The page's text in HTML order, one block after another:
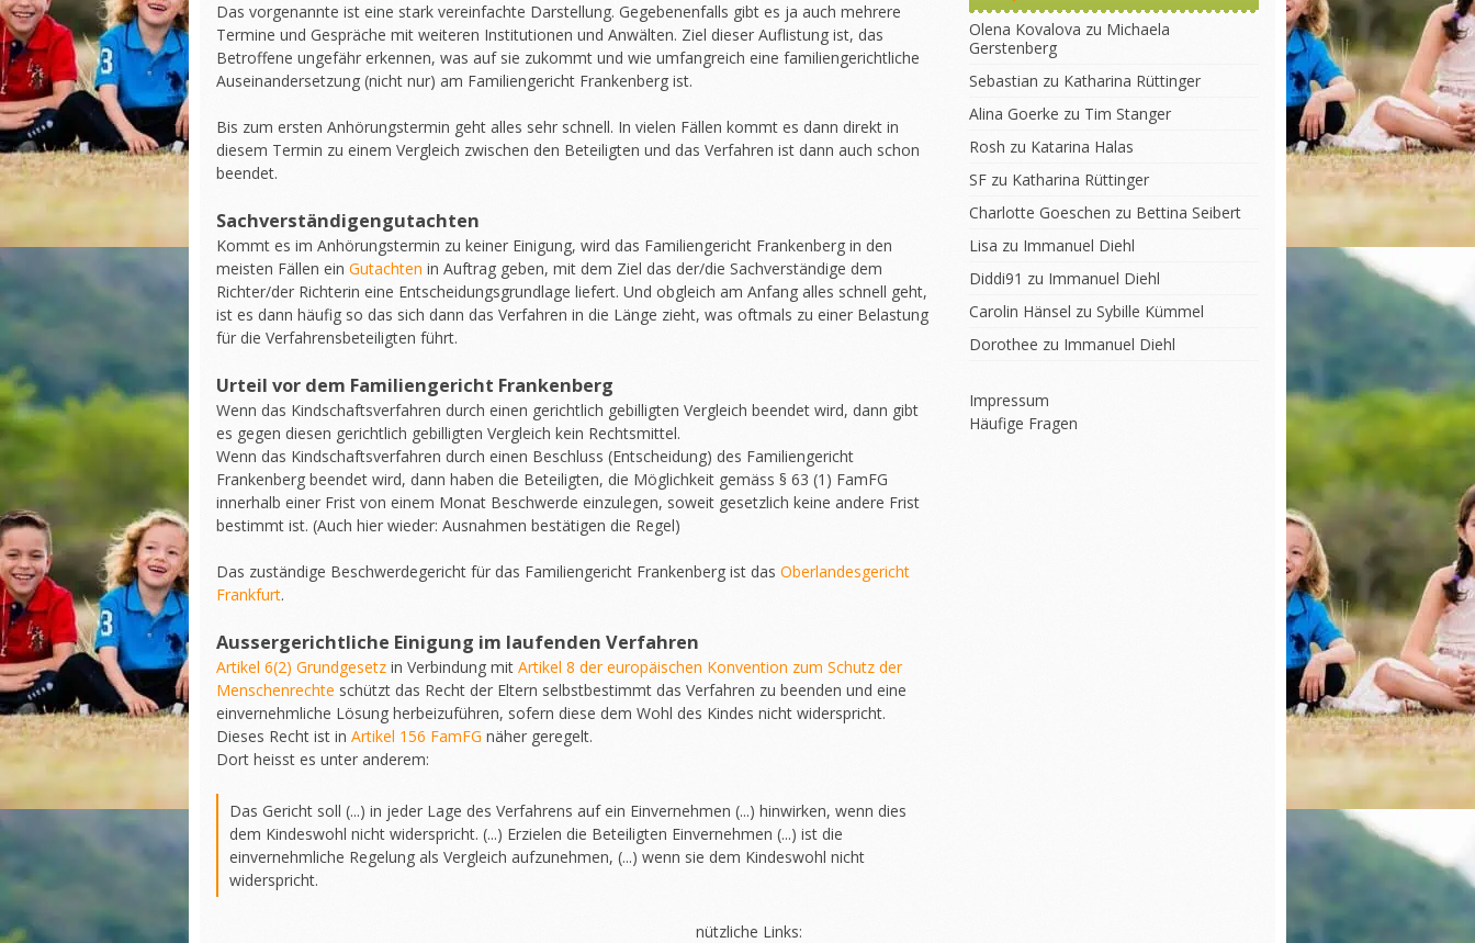
Das vorgenannte ist eine stark vereinfachte Darstellung. Gegebenenfalls gibt es ja auch mehrere
Termine und Gespräche mit weiteren Institutionen und Anwälten. Ziel dieser Auflistung ist, das
Betroffene ungefähr erkennen, was auf sie zukommt und wie umfangreich eine familiengerichtliche
Auseinandersetzung (nicht nur) am Familiengericht Frankenberg ist.
Bis zum ersten Anhörungstermin geht alles sehr schnell. In vielen Fällen kommt es dann direkt in
diesem Termin zu einem Vergleich zwischen den Beteiligten und das Verfahren ist dann auch schon
beendet.
Sachverständigengutachten
Kommt es im Anhörungstermin zu keiner Einigung, wird das Familiengericht Frankenberg in den
meisten Fällen ein Gutachten in Auftrag geben, mit dem Ziel das der/die Sachverständige dem
Richter/der Richterin eine Entscheidungsgrundlage liefert. Und obgleich am Anfang alles schnell geht,
ist es dann häufig so das sich dann das Verfahren in die Länge zieht, was oftmals zu einer Belastung
für die Verfahrensbeteiligten führt.
Urteil vor dem Familiengericht Frankenberg
Wenn das Kindschaftsverfahren durch einen gerichtlich gebilligten Vergleich beendet wird, dann gibt
es gegen diesen gerichtlich gebilligten Vergleich kein Rechtsmittel.
Wenn das Kindschaftsverfahren durch einen Beschluss (Entscheidung) des Familiengericht
Frankenberg beendet wird, dann haben die Beteiligten, die Möglichkeit gemäss § 63 (1) FamFG
innerhalb einer Frist von einem Monat Beschwerde einzulegen, soweit gesetzlich keine andere Frist
bestimmt ist. (Auch hier wieder: Ausnahmen bestätigen die Regel)
Das zuständige Beschwerdegericht für das Familiengericht Frankenberg ist das Oberlandesgericht
Frankfurt.
Aussergerichtliche Einigung im laufenden Verfahren
Artikel 6(2) Grundgesetz in Verbindung mit Artikel 8 der europäischen Konvention zum Schutz der
Menschenrechte schützt das Recht der Eltern selbstbestimmt das Verfahren zu beenden und eine
einvernehmliche Lösung herbeizuführen, sofern diese dem Wohl des Kindes nicht widerspricht.
Dieses Recht ist in Artikel 156 FamFG näher geregelt.
Dort heisst es unter anderem:
Das Gericht soll (...) in jeder Lage des Verfahrens auf ein Einvernehmen (...) hinwirken, wenn dies
dem Kindeswohl nicht widerspricht. (...) Erzielen die Beteiligten Einvernehmen (...) ist die
einvernehmliche Regelung als Vergleich aufzunehmen, (...) wenn sie dem Kindeswohl nicht
widerspricht.
nützliche Links:
Olena Kovalova zu Michaela
Gerstenberg
Sebastian zu Katharina Rüttinger
Alina Goerke zu Tim Stanger
Rosh zu Katarina Halas
SF zu Katharina Rüttinger
Charlotte Goeschen zu Bettina Seibert
Lisa zu Immanuel Diehl
Diddi91 zu Immanuel Diehl
Carolin Hänsel zu Sybille Kümmel
Dorothee zu Immanuel Diehl
Impressum
Häufige Fragen